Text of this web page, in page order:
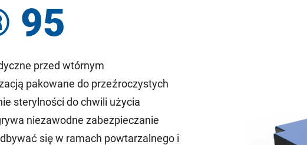
95
przed wtórnym
pakowane do przeźroczystych
sterylności do chwili użycia
niezawodne zabezpieczanie
się w ramach powtarzalnego i